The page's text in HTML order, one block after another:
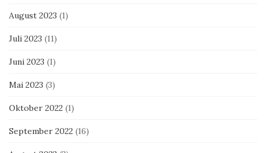
August 2023 (1)
Juli 2023 (11)
Juni 2023 (1)
Mai 2023 (3)
Oktober 2022 (1)
September 2022 (16)